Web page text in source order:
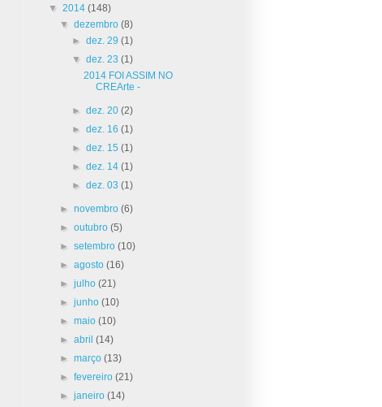
▼ 2014 (148)
▼dezembro(8)
► dez. 29 (1)
▼ dez. 23 (1)
2014 FOI ASSIM NO
CREArte -
► dez. 20 (2)
► dez. 16 (1)
► dez. 15 (1)
► dez. 14 (1)
► dez. 03 (1)
►novembro(6)
►outubro(5)
►setembro(10)
►agosto(16)
►julho(21)
►junho(10)
►maio(10)
►abril(14)
►março(13)
►fevereiro(21)
►janeiro(14)